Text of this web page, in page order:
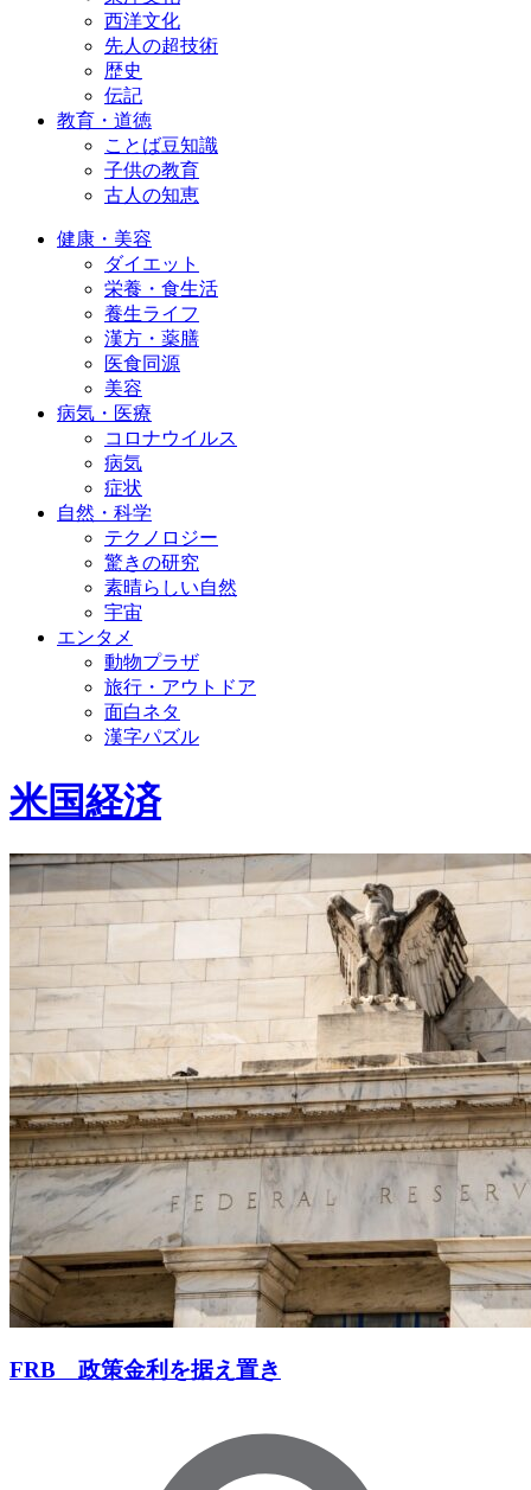
西洋文化
先人の超技術
歴史
伝記
教育・道徳
ことば豆知識
子供の教育
古人の知恵
健康・美容
ダイエット
栄養・食生活
養生ライフ
漢方・薬膳
医食同源
美容
病気・医療
コロナウイルス
病気
症状
自然・科学
テクノロジー
驚きの研究
素晴らしい自然
宇宙
エンタメ
動物プラザ
旅行・アウトドア
面白ネタ
漢字パズル
米国経済
FRB 政策金利を据え置き